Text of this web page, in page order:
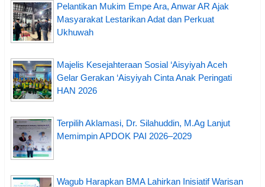
Pelantikan Mukim Empe Ara, Anwar AR Ajak
Masyarakat Lestarikan Adat dan Perkuat
Ukhuwah
Majelis Kesejahteraan Sosial ‘Aisyiyah Aceh
Gelar Gerakan ‘Aisyiyah Cinta Anak Peringati
HAN 2026
Terpilih Aklamasi, Dr. Silahuddin, M.Ag Lanjut
Memimpin APDOK PAI 2026–2029
Wagub Harapkan BMA Lahirkan Inisiatif Warisan